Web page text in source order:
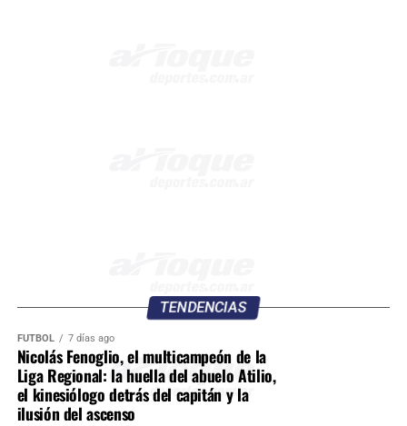
TENDENCIAS
FÚTBOL 7 días ago
Nicolás Fenoglio, el multicampeón de la
Liga Regional: la huella del abuelo Atilio,
el kinesiólogo detrás del capitán y la
ilusión del ascenso